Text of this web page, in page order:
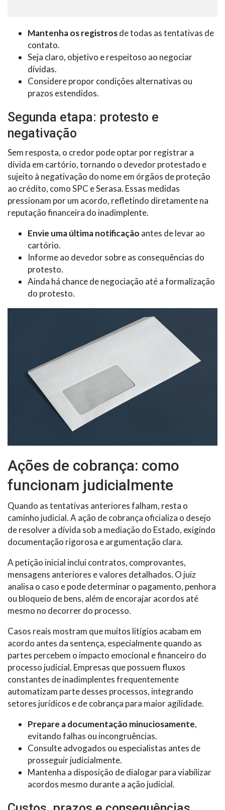
Mantenha os registrosde todas as tentativas de
contato.
Seja claro, objetivo e respeitoso ao negociar
dívidas.
Considere propor condições alternativas ou
prazos estendidos.
Segunda etapa: protesto e
negativação
Sem resposta, o credor pode optar por registrar a
dívida em cartório, tornando o devedor protestado e
sujeito à negativação do nome em órgãos de proteção
ao crédito, como SPC e Serasa. Essas medidas
pressionam por um acordo, refletindo diretamente na
reputação financeira do inadimplente.
Envie uma última notificação antes de levar ao
cartório.
Informe ao devedor sobre as consequências do
protesto.
Ainda há chance de negociação até a formalização
do protesto.
Ações de cobrança: como
funcionam judicialmente
Quando as tentativas anteriores falham, resta o
caminho judicial. A ação de cobrança oficializa o desejo
de resolver a dívida sob a mediação do Estado, exigindo
documentação rigorosa e argumentação clara.
A petição inicial inclui contratos, comprovantes,
mensagens anteriores e valores detalhados. O juiz
analisa o caso e pode determinar o pagamento, penhora
ou bloqueio de bens, além de encorajar acordos até
mesmo no decorrer do processo.
Casos reais mostram que muitos litígios acabam em
acordo antes da sentença, especialmente quando as
partes percebem o impacto emocional e financeiro do
processo judicial. Empresas que possuem fluxos
constantes de inadimplentes frequentemente
automatizam parte desses processos, integrando
setores jurídicos e de cobrança para maior agilidade.
Prepare a documentação minuciosamente,
evitando falhas ou incongruências.
Consulte advogados ou especialistas antes de
prosseguir judicialmente.
Mantenha a disposição de dialogar para viabilizar
acordos mesmo durante a ação judicial.